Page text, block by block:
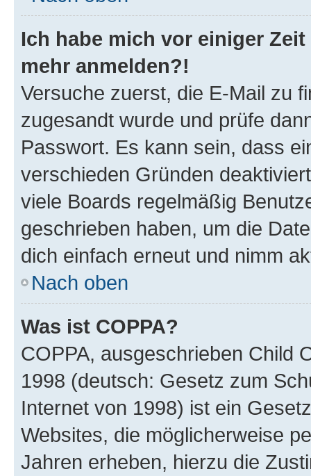
Ich habe mich vor einiger
mehr anmelden?!
Versuche zuerst, die E-Mail zu
zugesandt wurde und prüfe
Passwort. Es kann sein, dass
verschieden Gründen
viele Boards regelmäßig
geschrieben haben, um die
dich einfach erneut und nimm
Nach oben
Was ist COPPA?
COPPA, ausgeschrieben Child
1998 (deutsch: Gesetz zum
Internet von 1998) ist ein
Websites, die möglicherweise
Jahren erheben, hierzu die